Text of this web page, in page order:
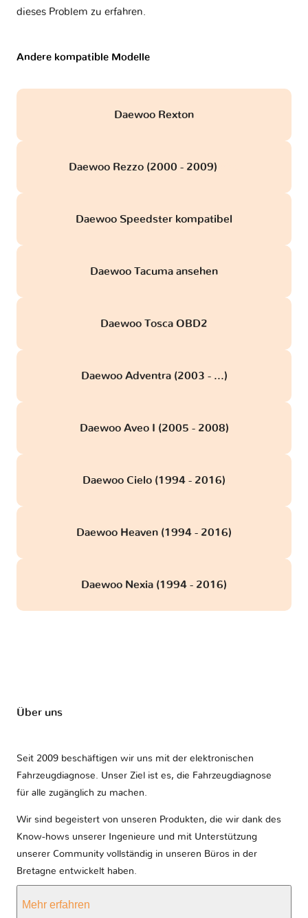
dieses Problem zu erfahren.
Andere kompatible Modelle
Daewoo Rexton
Daewoo Rezzo (2000 - 2009)
Daewoo Speedster kompatibel
Daewoo Tacuma ansehen
Daewoo Tosca OBD2
Daewoo Adventra (2003 - ...)
Daewoo Aveo I (2005 - 2008)
Daewoo Cielo (1994 - 2016)
Daewoo Heaven (1994 - 2016)
Daewoo Nexia (1994 - 2016)
Über uns
Seit 2009 beschäftigen wir uns mit der elektronischen
Fahrzeugdiagnose. Unser Ziel ist es, die Fahrzeugdiagnose
für alle zugänglich zu machen.
Wir sind begeistert von unseren Produkten, die wir dank des
Know-hows unserer Ingenieure und mit Unterstützung
unserer Community vollständig in unseren Büros in der
Bretagne entwickelt haben.
Mehr erfahren